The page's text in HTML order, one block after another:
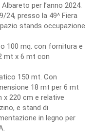
per l’anno 2024.
24, presso la 49^ Fiera
stands occupazione
100 mq. con fornitura e
mt x 6 mt con
150 mt. Con
18 mt per 6 mt
x 220 cm e relative
e stand di
in legno per